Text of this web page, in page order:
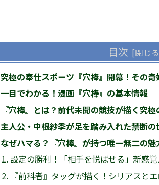
目次
究極の奉仕スポーツ『穴棒』開幕！その
一目でわかる！漫画『穴棒』の基本情報
『穴棒』とは？前代未聞の競技が描く究
主人公・中根紗季が足を踏み入れた禁断の
なぜハマる？『穴棒』が持つ唯一無二の魅
設定の勝利！「相手を悦ばせる」新感
『前科者』タッグが描く！シリアスと